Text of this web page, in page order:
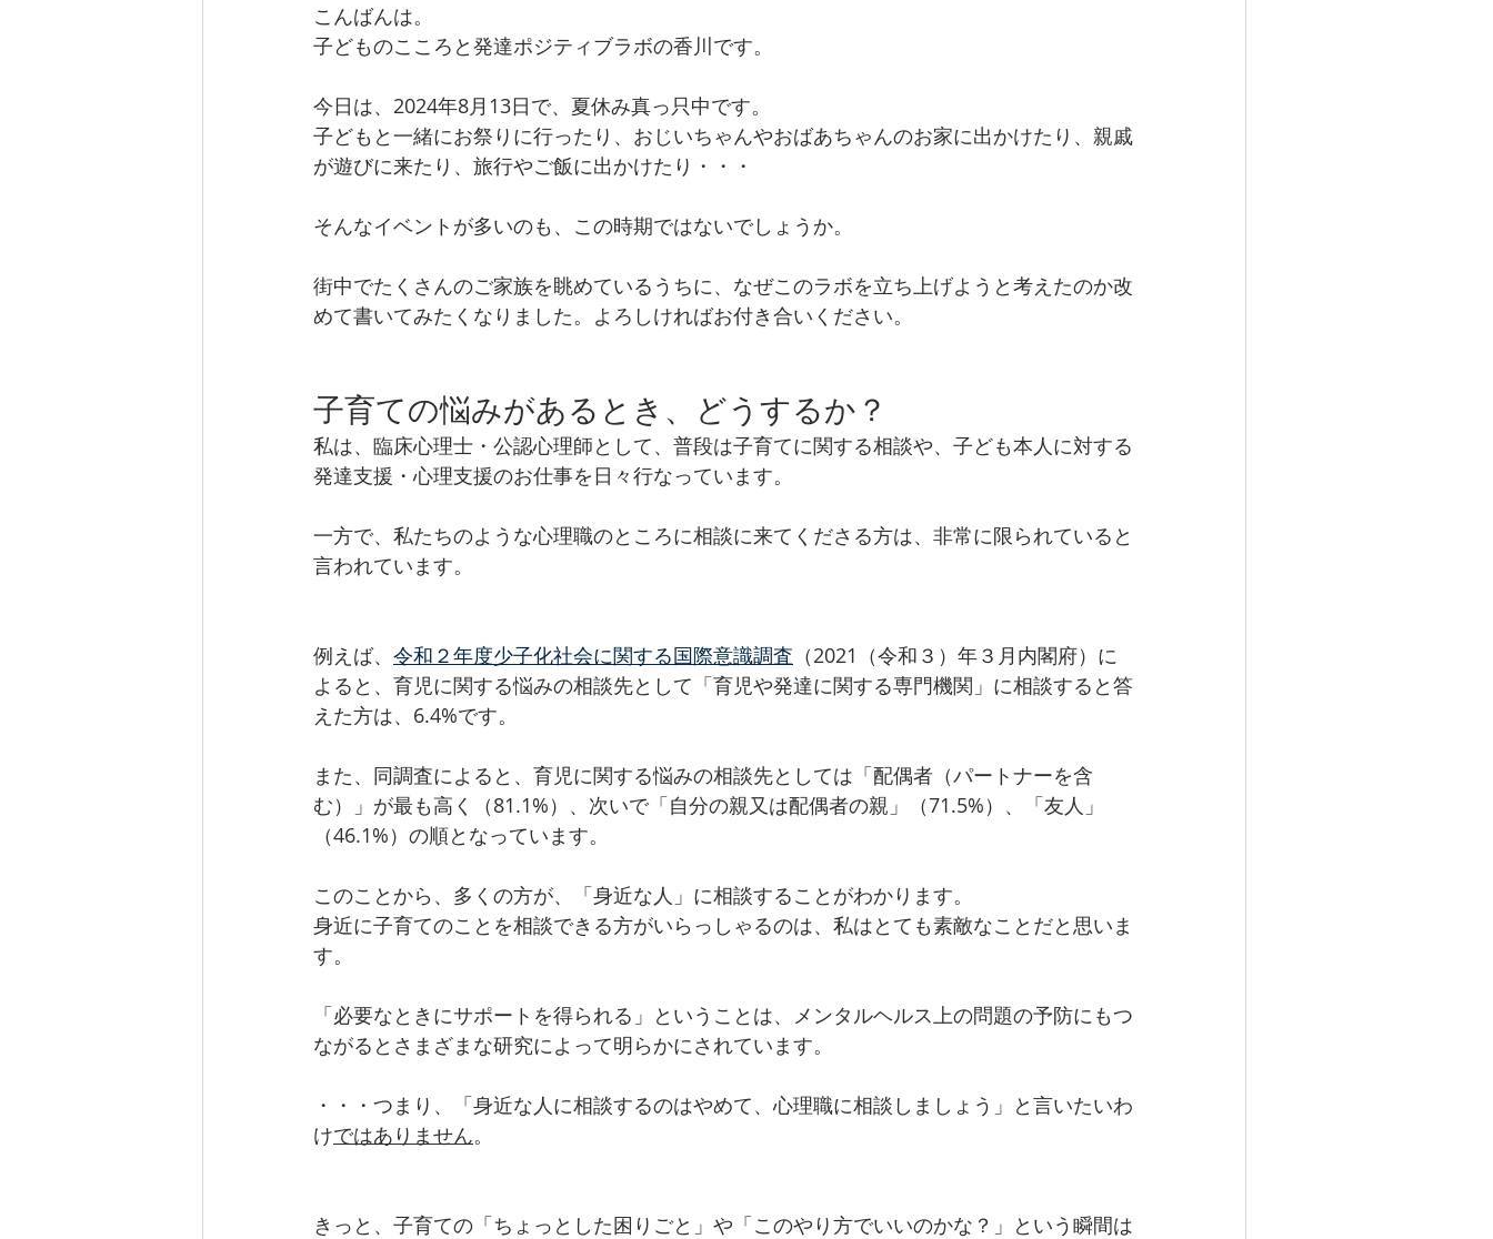
こんばんは。
子どものこころと発達ポジティブラボの香川です。
今日は、2024年8月13日で、夏休み真っ只中です。
子どもと一緒にお祭りに行ったり、おじいちゃんやおばあちゃんのお家に出かけたり、親戚
が遊びに来たり、旅行やご飯に出かけたり・・・
そんなイベントが多いのも、この時期ではないでしょうか。
街中でたくさんのご家族を眺めているうちに、なぜこのラボを立ち上げようと考えたのか改
めて書いてみたくなりました。よろしければお付き合いください。
子育ての悩みがあるとき、どうするか？
私は、臨床心理士・公認心理師として、普段は子育てに関する相談や、子ども本人に対する
発達支援・心理支援のお仕事を日々行なっています。
一方で、私たちのような心理職のところに相談に来てくださる方は、非常に限られていると
言われています。
例えば、 令和２年度少子化社会に関する国際意識調査 （2021（令和３）年３月内閣府）に
よると、育児に関する悩みの相談先として「育児や発達に関する専門機関」に相談すると答
えた方は、6.4%です。
また、同調査によると、育児に関する悩みの相談先としては「配偶者（パートナーを含
む）」が最も高く（81.1%）、次いで「自分の親又は配偶者の親」（71.5%）、「友人」
（46.1%）の順となっています。
このことから、多くの方が、「身近な人」に相談することがわかります。
身近に子育てのことを相談できる方がいらっしゃるのは、私はとても素敵なことだと思いま
す。
「必要なときにサポートを得られる」ということは、メンタルヘルス上の問題の予防にもつ
ながるとさまざまな研究によって明らかにされています。
・・・つまり、「身近な人に相談するのはやめて、心理職に相談しましょう」と言いたいわ
けではありません。
きっと、子育ての「ちょっとした困りごと」や「このやり方でいいのかな？」という瞬間は